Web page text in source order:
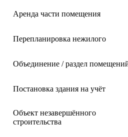
Аренда части помещения
Перепланировка нежилого
Объединение / раздел
Постановка здания на учёт
Объект незавершённого
строительства